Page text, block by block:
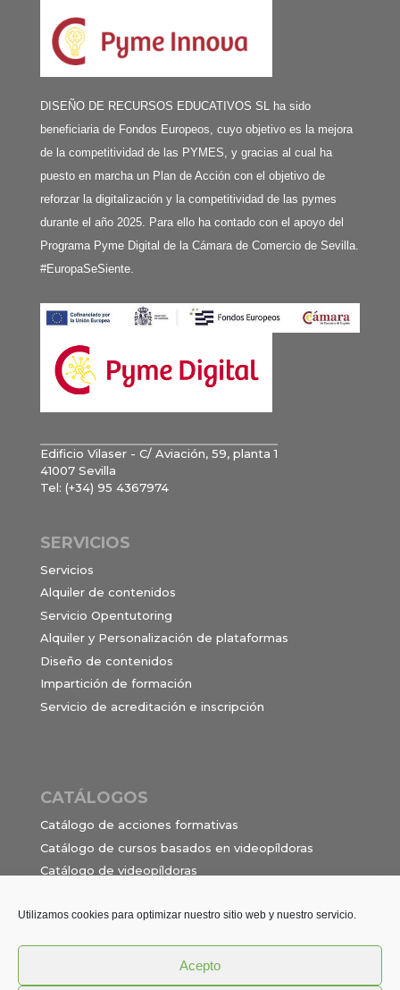
Utilizamos cookies para optimizar nuestro sitio web y nuestro servicio.
Acepto
DISEÑO DE RECURSOS EDUCATIVOS SL ha sido
beneficiaria de Fondos Europeos, cuyo objetivo es la mejora
de la competitividad de las PYMES, y gracias al cual ha
puesto en marcha un Plan de Acción con el objetivo de
reforzar la digitalización y la competitividad de las pymes
durante el año 2025. Para ello ha contado con el apoyo del
Programa Pyme Digital de la Cámara de Comercio de Sevilla.
#EuropaSeSiente.
Edificio Vilaser - C/ Aviación, 59, planta 1
41007 Sevilla
Tel: (+34) 95 4367974
SERVICIOS
Servicios
Alquiler de contenidos
Servicio Opentutoring
Alquiler y Personalización de plataformas
Diseño de contenidos
Impartición de formación
Servicio de acreditación e inscripción
CATÁLOGOS
Catálogo de acciones formativas
Catálogo de cursos basados en videopíldoras
Catálogo de videopíldoras
formación en alternancia
Política de privacidad Términos y Condiciones